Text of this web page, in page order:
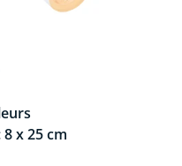
x 25 cm